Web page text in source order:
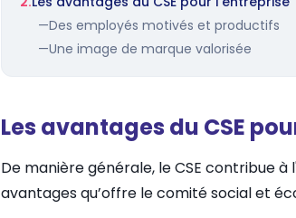
—Des employés motivés et productifs
—Une image de marque valorisée
Les avantages du CSE
De manière générale, le CSE contribue
avantages qu’offre le comité social et